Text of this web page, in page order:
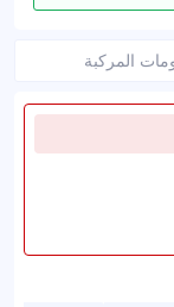
المركبة